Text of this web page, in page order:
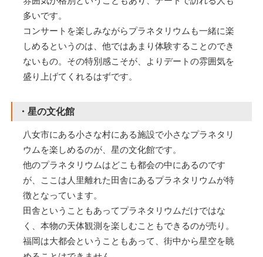
多いです。
コンサートを楽しみながらプラネタリウムも一緒に楽
しめるというのは、他ではあまり体験することのでき
ないもの。その特別感こそが、よりデートの雰囲気を
盛り上げてくれるはずです。
・星の文化館
八女市にある小さな村にある施設で小さなプラネタリ
ウムを楽しめるのが、星の文化館です。
他のプラネタリウムはどこも都会の中にあるのです
が、ここは人里離れた田舎にあるプラネタリウムが特
徴となっています。
田舎ということもあってプラネタリウムだけではな
く、本物の天体観測を楽しむこともできるのが売り。
福岡は大都会ということもあって、街中から星空を眺